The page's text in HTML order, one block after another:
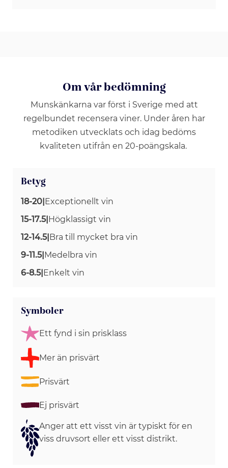
Om vår bedömning
Munskänkarna var först i Sverige med att
regelbundet recensera viner. Under åren har
metodiken utvecklats och idag bedöms
kvaliteten utifrån en 20-poängskala.
Betyg
18-20|Exceptionellt vin
15-17.5|Högklassigt vin
12-14.5|Bra till mycket bra vin
9-11.5|Medelbra vin
6-8.5|Enkelt vin
Symboler
Ett fynd i sin prisklass
Mer än prisvärt
Prisvärt
Ej prisvärt
Anger att ett visst vin är typiskt för en
viss druvsort eller ett visst distrikt.